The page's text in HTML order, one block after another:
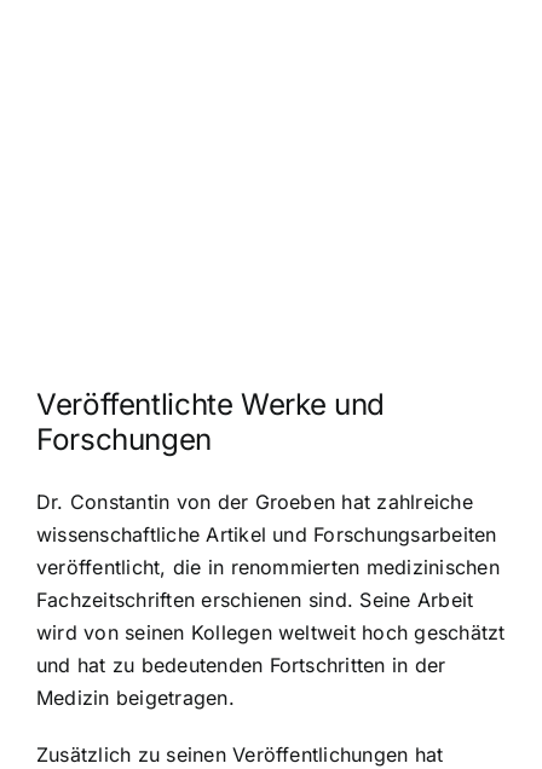
Veröffentlichte Werke und
Forschungen
Dr. Constantin von der Groeben hat zahlreiche
wissenschaftliche Artikel und Forschungsarbeiten
veröffentlicht, die in renommierten medizinischen
Fachzeitschriften erschienen sind. Seine Arbeit
wird von seinen Kollegen weltweit hoch geschätzt
und hat zu bedeutenden Fortschritten in der
Medizin beigetragen.
Zusätzlich zu seinen Veröffentlichungen hat